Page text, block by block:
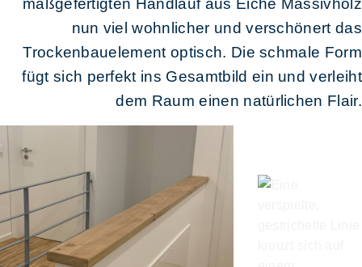
nun viel wohnlicher und verschönert das
Trockenbauelement optisch. Die schmale Form
fügt sich perfekt ins Gesamtbild ein und verleiht
dem Raum einen natürlichen Flair.